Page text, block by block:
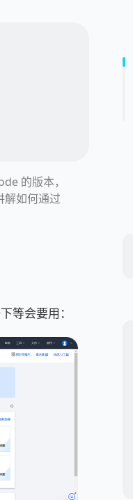
的版本，
解如何通过
等会要用：